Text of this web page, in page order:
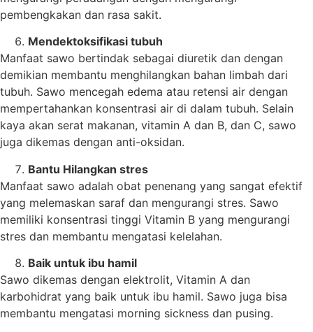
pembengkakan dan rasa sakit.
Mendektoksifikasi tubuh
Manfaat sawo bertindak sebagai diuretik dan dengan
demikian membantu menghilangkan bahan limbah dari
tubuh. Sawo mencegah edema atau retensi air dengan
mempertahankan konsentrasi air di dalam tubuh. Selain
kaya akan serat makanan, vitamin A dan B, dan C, sawo
juga dikemas dengan anti-oksidan.
Bantu Hilangkan stres
Manfaat sawo adalah obat penenang yang sangat efektif
yang melemaskan saraf dan mengurangi stres. Sawo
memiliki konsentrasi tinggi Vitamin B yang mengurangi
stres dan membantu mengatasi kelelahan.
Baik untuk ibu hamil
Sawo dikemas dengan elektrolit, Vitamin A dan
karbohidrat yang baik untuk ibu hamil. Sawo juga bisa
membantu mengatasi morning sickness dan pusing.